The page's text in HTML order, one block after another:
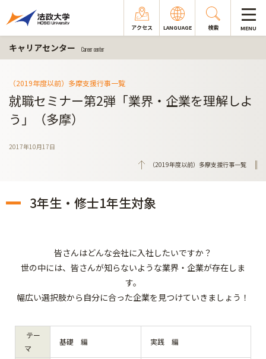
アクセス LANGUAGE 検索 MENU
キャリアセンター Career center
（2019年度以前）多摩支援行事一覧
就職セミナー第2弾「業界・企業を理解しよ
う」（多摩）
2017年10月17日
（2019年度以前）多摩支援行事一覧
3年生・修士1年生対象
皆さんはどんな会社に入社したいですか？
世の中には、皆さんが知らないような業界・企業が存在しま
す。
幅広い選択肢から自分に合った企業を見つけていきましょう！
テー
マ
基礎 編 実践 編